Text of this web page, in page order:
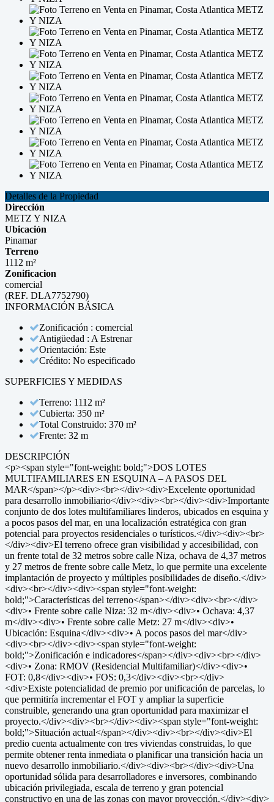
Detalles de la Propiedad
Dirección
METZ Y NIZA
Ubicación
Pinamar
Terreno
1112 m²
Zonificacion
comercial
(REF. DLA7752790)
INFORMACIÓN BÁSICA
Zonificación : comercial
Antigüedad : A Estrenar
Orientación: Este
Crédito: No especificado
SUPERFICIES Y MEDIDAS
Terreno: 1112 m²
Cubierta: 350 m²
Total Construido: 370 m²
Frente: 32 m
DESCRIPCIÓN
<p><span style="font-weight: bold;">DOS LOTES
MULTIFAMILIARES EN ESQUINA – A PASOS DEL
MAR</span></p><div><br></div><div>Excelente oportunidad
para desarrollo inmobiliario</div><div><br></div><div>Importante
conjunto de dos lotes multifamiliares linderos, ubicados en esquina y
a pocos pasos del mar, en una localización estratégica con gran
potencial para proyectos residenciales o turísticos.</div><div><br>
</div><div>El terreno ofrece gran visibilidad y accesibilidad, con
un frente total de 32 metros sobre calle Niza, ochava de 4,37 metros
y 27 metros de frente sobre calle Metz, lo que permite una excelente
implantación de proyecto y múltiples posibilidades de diseño.</div>
<div><br></div><div><span style="font-weight:
bold;">Características del terreno</span></div><div><br></div>
<div>• Frente sobre calle Niza: 32 m</div><div>• Ochava: 4,37
m</div><div>• Frente sobre calle Metz: 27 m</div><div>•
Ubicación: Esquina</div><div>• A pocos pasos del mar</div>
<div><br></div><div><span style="font-weight:
bold;">Zonificación e indicadores</span></div><div><br></div>
<div>• Zona: RMOV (Residencial Multifamiliar)</div><div>•
FOT: 0,8</div><div>• FOS: 0,3</div><div><br></div>
<div>Existe potencialidad de premio por unificación de parcelas, lo
que permitiría incrementar el FOT y ampliar la superficie
construible, generando una gran oportunidad para maximizar el
proyecto.</div><div><br></div><div><span style="font-weight:
bold;">Situación actual</span></div><div><br></div><div>El
predio cuenta actualmente con tres viviendas construidas, lo que
permite obtener renta inmediata o planificar una transición hacia un
nuevo desarrollo inmobiliario.</div><div><br></div><div>Una
oportunidad sólida para desarrolladores e inversores, combinando
ubicación privilegiada, escala de terreno y gran potencial
constructivo en una de las zonas con mayor proyección.</div><div>